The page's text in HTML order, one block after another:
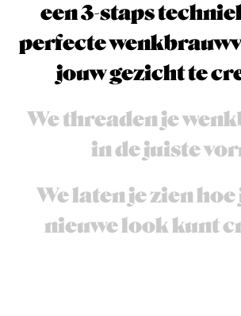
een 3-staps
perfecte
jouw gezicht te
We threaden je
in de juiste
We laten je zien hoe
nieuwe look kunt